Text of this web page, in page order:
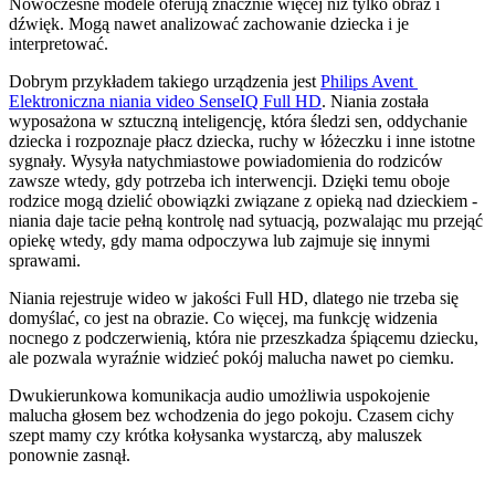
dźwięk. Mogą nawet analizować zachowanie dziecka i je
interpretować.
Dobrym przykładem takiego urządzenia jest Philips Avent
Elektroniczna niania video SenseIQ Full HD. Niania została
wyposażona w sztuczną inteligencję, która śledzi sen, oddychanie
dziecka i rozpoznaje płacz dziecka, ruchy w łóżeczku i inne istotne
sygnały. Wysyła natychmiastowe powiadomienia do rodziców
zawsze wtedy, gdy potrzeba ich interwencji. Dzięki temu oboje
rodzice mogą dzielić obowiązki związane z opieką nad dzieckiem -
niania daje tacie pełną kontrolę nad sytuacją, pozwalając mu przejąć
opiekę wtedy, gdy mama odpoczywa lub zajmuje się innymi
sprawami.
Niania rejestruje wideo w jakości Full HD, dlatego nie trzeba się
domyślać, co jest na obrazie. Co więcej, ma funkcję widzenia
nocnego z podczerwienią, która nie przeszkadza śpiącemu dziecku,
ale pozwala wyraźnie widzieć pokój malucha nawet po ciemku.
Dwukierunkowa komunikacja audio umożliwia uspokojenie
malucha głosem bez wchodzenia do jego pokoju. Czasem cichy
szept mamy czy krótka kołysanka wystarczą, aby maluszek
ponownie zasnął.